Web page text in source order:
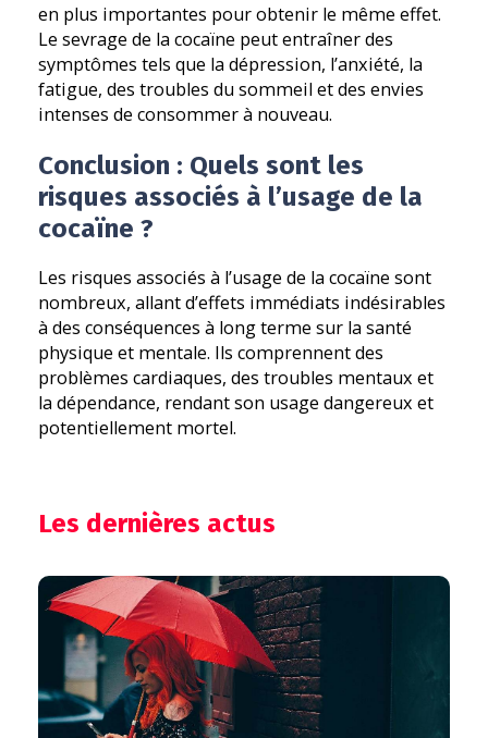
en plus importantes pour obtenir le même effet.
Le sevrage de la cocaïne peut entraîner des
symptômes tels que la dépression, l’anxiété, la
fatigue, des troubles du sommeil et des envies
intenses de consommer à nouveau.
Conclusion : Quels sont les
risques associés à l’usage de la
cocaïne ?
Les risques associés à l’usage de la cocaïne sont
nombreux, allant d’effets immédiats indésirables
à des conséquences à long terme sur la santé
physique et mentale. Ils comprennent des
problèmes cardiaques, des troubles mentaux et
la dépendance, rendant son usage dangereux et
potentiellement mortel.
Les dernières actus